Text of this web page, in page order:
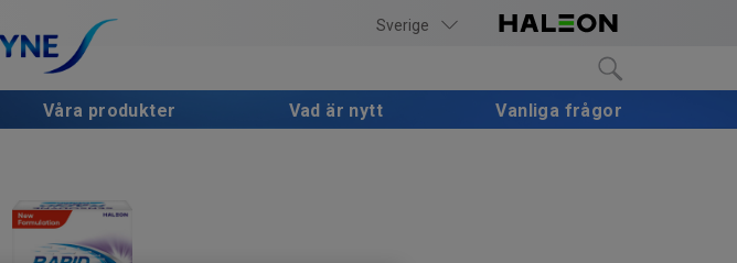
Sverige
Våra produkter Vad är nytt Vanliga frågor